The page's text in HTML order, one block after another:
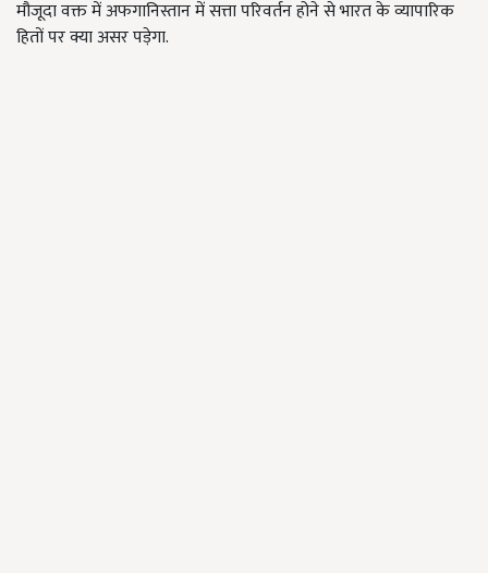
मौजूदा वक्त में अफगानिस्तान में सत्ता परिवर्तन होने से भारत के व्यापारिक
हितों पर क्या असर पड़ेगा.